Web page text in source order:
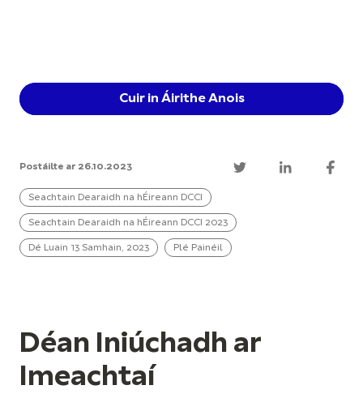
Cuir in Áirithe Anois
Postáilte ar 26.10.2023
Seachtain Dearaidh na hÉireann DCCI
Seachtain Dearaidh na hÉireann DCCI 2023
Dé Luain 13 Samhain, 2023 Plé Painéil
Déan Iniúchadh ar
Imeachtaí